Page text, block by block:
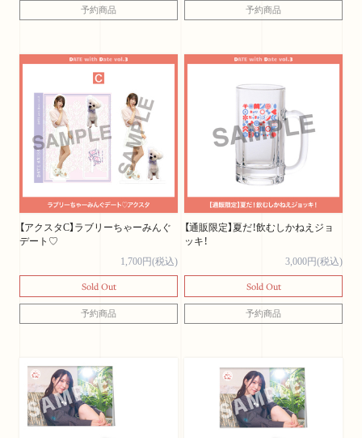
予約商品 予約商品
【アクスタC】ラブリーちゃーみんぐ
デート♡
1,700円(税込)
Sold Out
予約商品
【通販限定】夏だ！飲むしかねえジョ
ッキ！
3,000円(税込)
Sold Out
予約商品